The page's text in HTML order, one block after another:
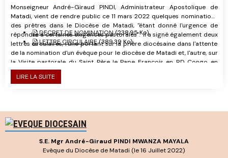
Monseigneur André-Giraud PINDI, Administrateur Apostolique de
Matadi, vient de rendre public ce 11 mars 2022 quelques nominations
des prêtres dans le Diocèse de Matadi, "étant donné l'urgence de
répondre à certaines exigences pastorales". Il a signé également deux
lettres circulaires, l'une portant sur la prière diocésaine dans l'attente
de la nomination d'un évêque pour le diocèse de Matadi et, l'autre, sur
la Visite pastorale du Saint Père le Pape François en RD Congo en
communiquant quelques dispositions pratiques pour le diocèse de
Matadi.
DECRET DE NOMINATION(238.95 Ko)
LETTRE CIRCULAIRE(389.39 Ko)
LIRE LA SUITE
S.E. Mgr André-Giraud PINDI MWANZA MAYALA
Evêque du Diocèse de Matadi (le 16 Juillet 2022)